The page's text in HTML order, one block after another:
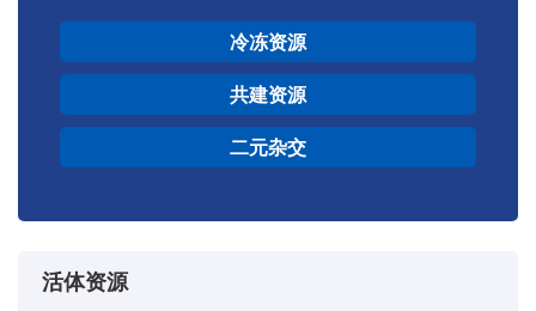
冷冻资源
共建资源
二元杂交
活体资源